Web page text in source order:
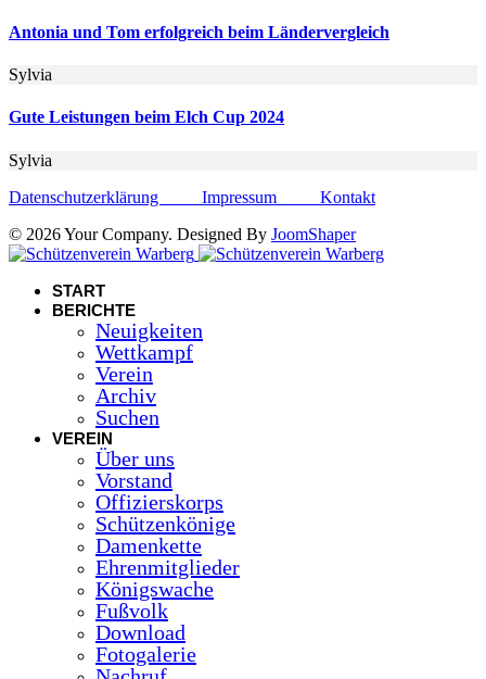
Antonia und Tom erfolgreich beim Ländervergleich
Sylvia
Gute Leistungen beim Elch Cup 2024
Sylvia
Datenschutzerklärung Impressum Kontakt
© 2026 Your Company. Designed By JoomShaper
START
BERICHTE
Neuigkeiten
Wettkampf
Verein
Archiv
Suchen
VEREIN
Über uns
Vorstand
Offizierskorps
Schützenkönige
Damenkette
Ehrenmitglieder
Königswache
Fußvolk
Download
Fotogalerie